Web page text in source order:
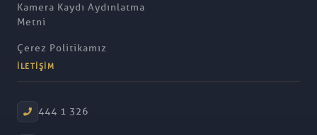
Kamera Kaydı Aydınlatma
Metni
Çerez Politikamız
İLETIŞIM
444 1 326